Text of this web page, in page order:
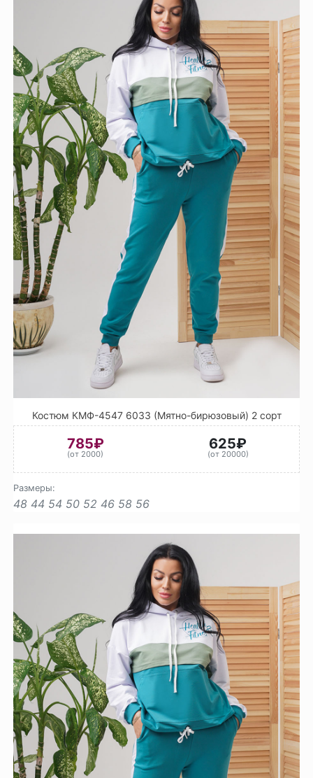
Костюм КМФ-4547 6033 (Мятно-бирюзовый) 2 сорт
785₽
(от 2000)
625₽
(от 20000)
Размеры:
48 44 54 50 52 46 58 56